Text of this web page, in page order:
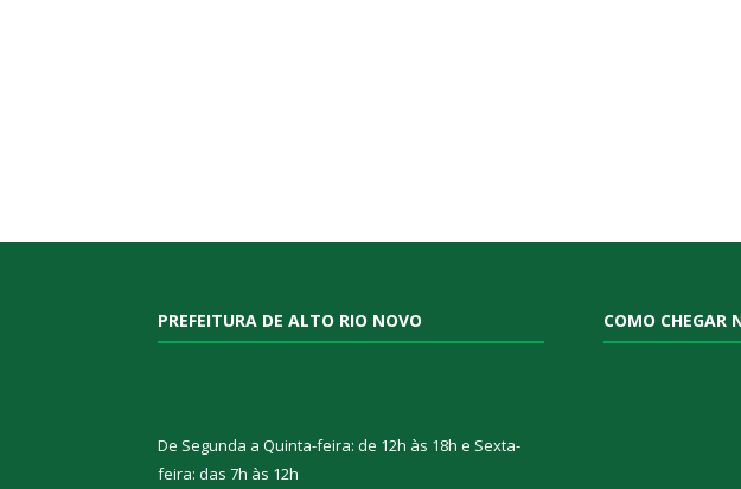
PREFEITURA DE ALTO RIO NOVO
De Segunda a Quinta-feira: de 12h às 18h e Sexta-
feira: das 7h às 12h
COMO CHEGAR